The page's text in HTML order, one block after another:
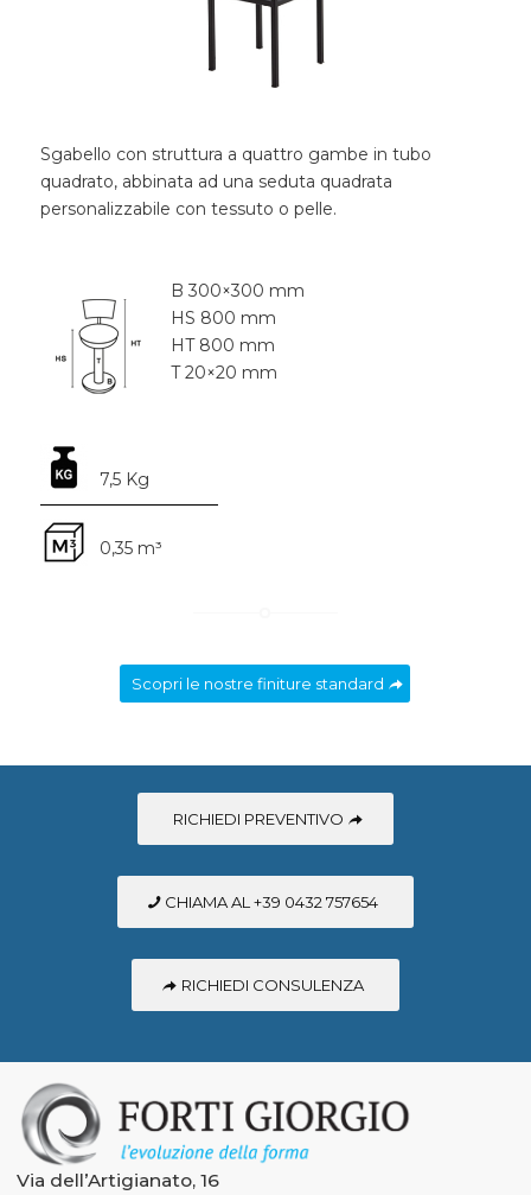
Sgabello con struttura a quattro gambe in tubo
quadrato, abbinata ad una seduta quadrata
personalizzabile con tessuto o pelle.
B 300×300 mm
HS 800 mm
HT 800 mm
T 20×20 mm
7,5 Kg
0,35 m³
Scopri le nostre finiture standard
RICHIEDI PREVENTIVO
CHIAMA AL +39 0432 757654
RICHIEDI CONSULENZA
Via dell’Artigianato, 16